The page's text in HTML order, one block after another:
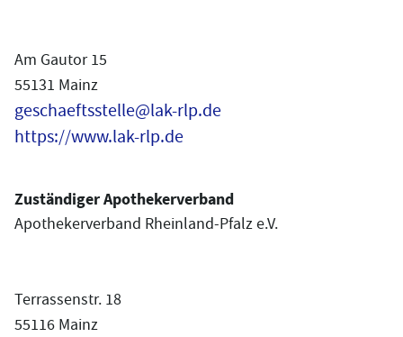
Am Gautor 15
55131 Mainz
geschaeftsstelle@lak-rlp.de
https://www.lak-rlp.de
Zuständiger Apothekerverband
Apothekerverband Rheinland-Pfalz e.V.
Terrassenstr. 18
55116 Mainz